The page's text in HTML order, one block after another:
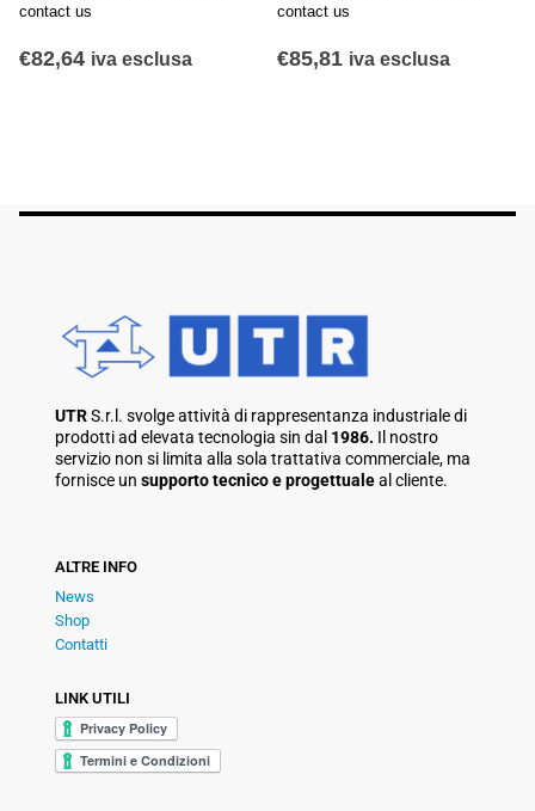
contact us
€82,64 iva esclusa
contact us
€85,81 iva esclusa
UTRS.r.l. svolge attività di rappresentanza industriale di
prodotti ad elevata tecnologia sin dal 1986. Il nostro
servizio non si limita alla sola trattativa commerciale, ma
fornisce un supporto tecnico e progettualeal cliente.
ALTRE INFO
News
Shop
Contatti
LINK UTILI